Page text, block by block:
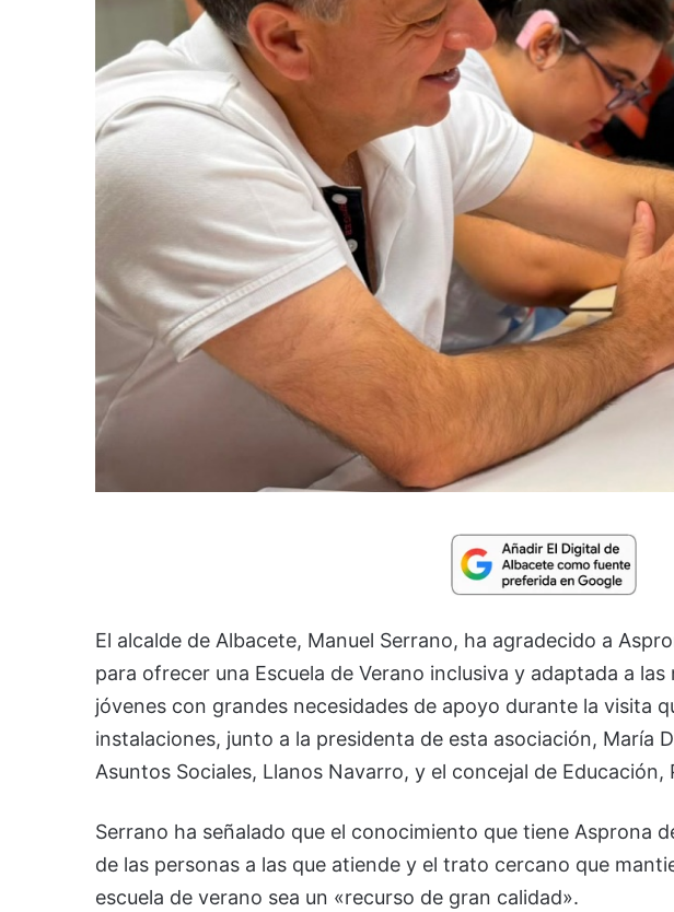
El alcalde de Albacete, Manuel Serrano, ha agradecido a
para ofrecer una Escuela de Verano inclusiva y adaptada a
jóvenes con grandes necesidades de apoyo durante la visita
instalaciones, junto a la presidenta de esta asociación, María
Asuntos Sociales, Llanos Navarro, y el concejal de
Serrano ha señalado que el conocimiento que tiene Asprona
de las personas a las que atiende y el trato cercano que
escuela de verano sea un «recurso de gran calidad».